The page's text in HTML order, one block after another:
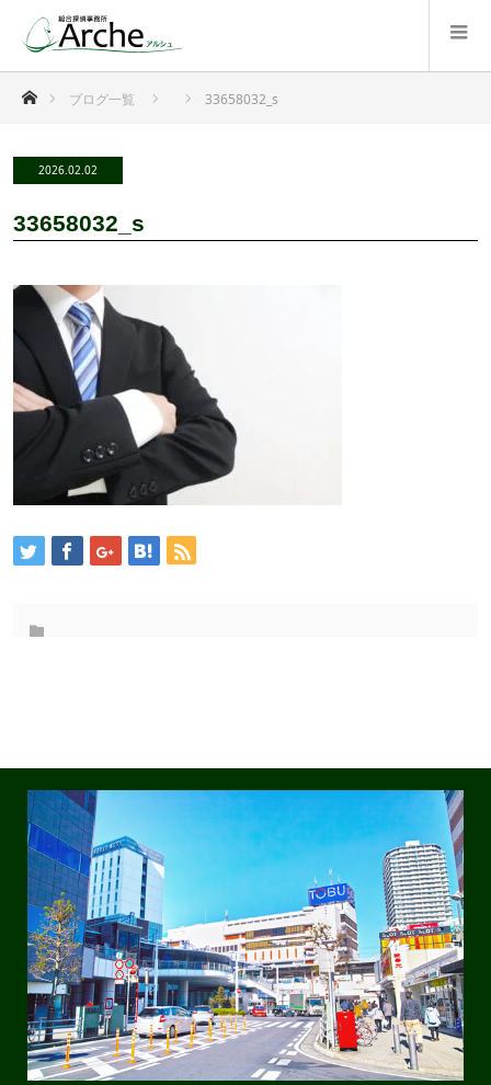
ホームブログ一覧 33658032_s
2026.02.02
33658032_s